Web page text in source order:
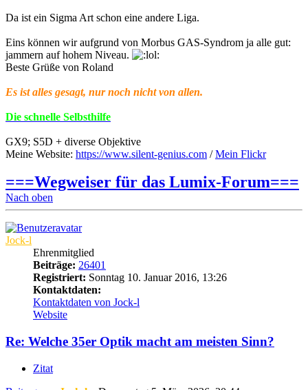
Da ist ein Sigma Art schon eine andere Liga.
Eins können wir aufgrund von Morbus GAS-Syndrom ja alle gut:
jammern auf hohem Niveau.
Beste Grüße von Roland
Es ist alles gesagt, nur noch nicht von allen.
Die schnelle Selbsthilfe
GX9; S5D + diverse Objektive
Meine Website: https://www.silent-genius.com /Mein Flickr
===Wegweiser für das Lumix-Forum===
Nach oben
Jock-l
Ehrenmitglied
Beiträge: 26401
Registriert: Sonntag 10. Januar 2016, 13:26
Kontaktdaten:
Kontaktdaten von Jock-l
Website
Re: Welche 35er Optik macht am meisten Sinn?
Zitat